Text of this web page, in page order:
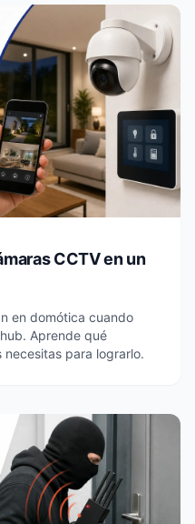
CCTV en un
en domótica cuando
Aprende qué
para lograrlo.